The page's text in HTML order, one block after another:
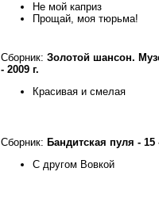
Не мой каприз
Прощай, моя тюрьма!
Сборник: Золотой шансон.
- 2009 г.
Красивая и смелая
Сборник: Бандитская пуля - 15
С другом Вовкой